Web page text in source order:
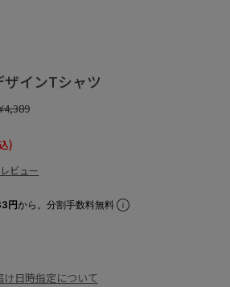
インTシャツ
)
ビュー
円から。分割手数料無料
日時指定について